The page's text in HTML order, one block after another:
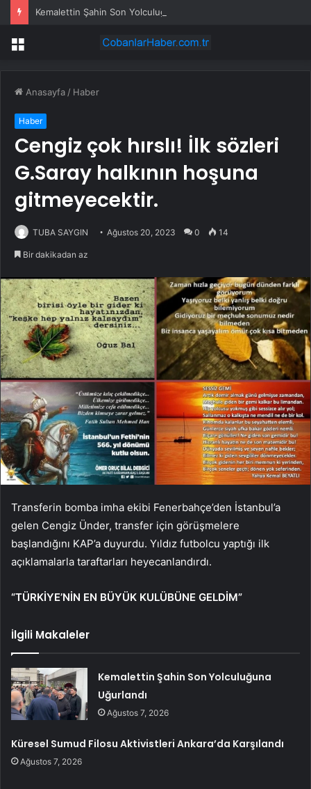
Kemalettin Şahin Son Yolculuğuna Uğurlandı
Menü
Anasayfa / Haber
Haber
Cengiz çok hırslı! İlk sözleri
G.Saray halkının hoşuna
gitmeyecektir.
TUBA SAYGIN Ağustos 20, 2023 0 14
Bir dakikadan az
Transferin bomba imha ekibi Fenerbahçe’den İstanbul’a
gelen Cengiz Ünder, transfer için görüşmelere
başlandığını KAP’a duyurdu. Yıldız futbolcu yaptığı ilk
açıklamalarla taraftarları heyecanlandırdı.
“TÜRKİYE’NİN EN BÜYÜK KULÜBÜNE GELDİM”
İlgili Makaleler
Kemalettin Şahin Son Yolculuğuna
Uğurlandı
Ağustos 7, 2026
Küresel Sumud Filosu Aktivistleri Ankara’da Karşılandı
Ağustos 7, 2026